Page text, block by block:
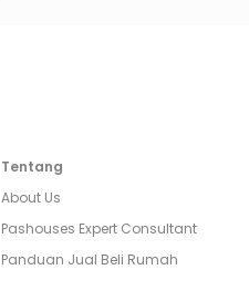
Tentang
About Us
Pashouses Expert Consultant
Panduan Jual Beli Rumah